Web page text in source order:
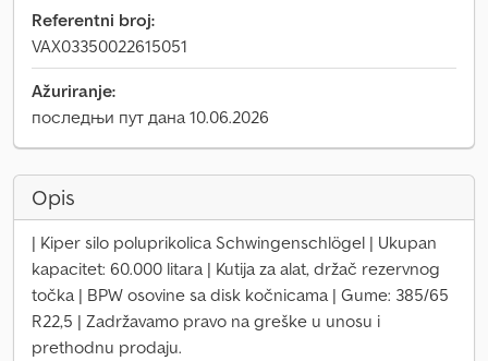
Referentni broj:
VAX03350022615051
Ažuriranje:
последњи пут дана 10.06.2026
Opis
| Kiper silo poluprikolica Schwingenschlögel | Ukupan
kapacitet: 60.000 litara | Kutija za alat, držač rezervnog
točka | BPW osovine sa disk kočnicama | Gume: 385/65
R22,5 | Zadržavamo pravo na greške u unosu i
prethodnu prodaju.